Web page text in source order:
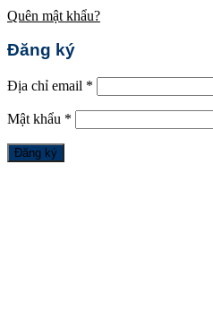
Quên mật khẩu?
Đăng ký
Địa chỉ email *
Mật khẩu *
Đăng ký